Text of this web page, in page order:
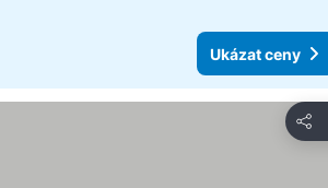
Ukázat ceny
Sdílet